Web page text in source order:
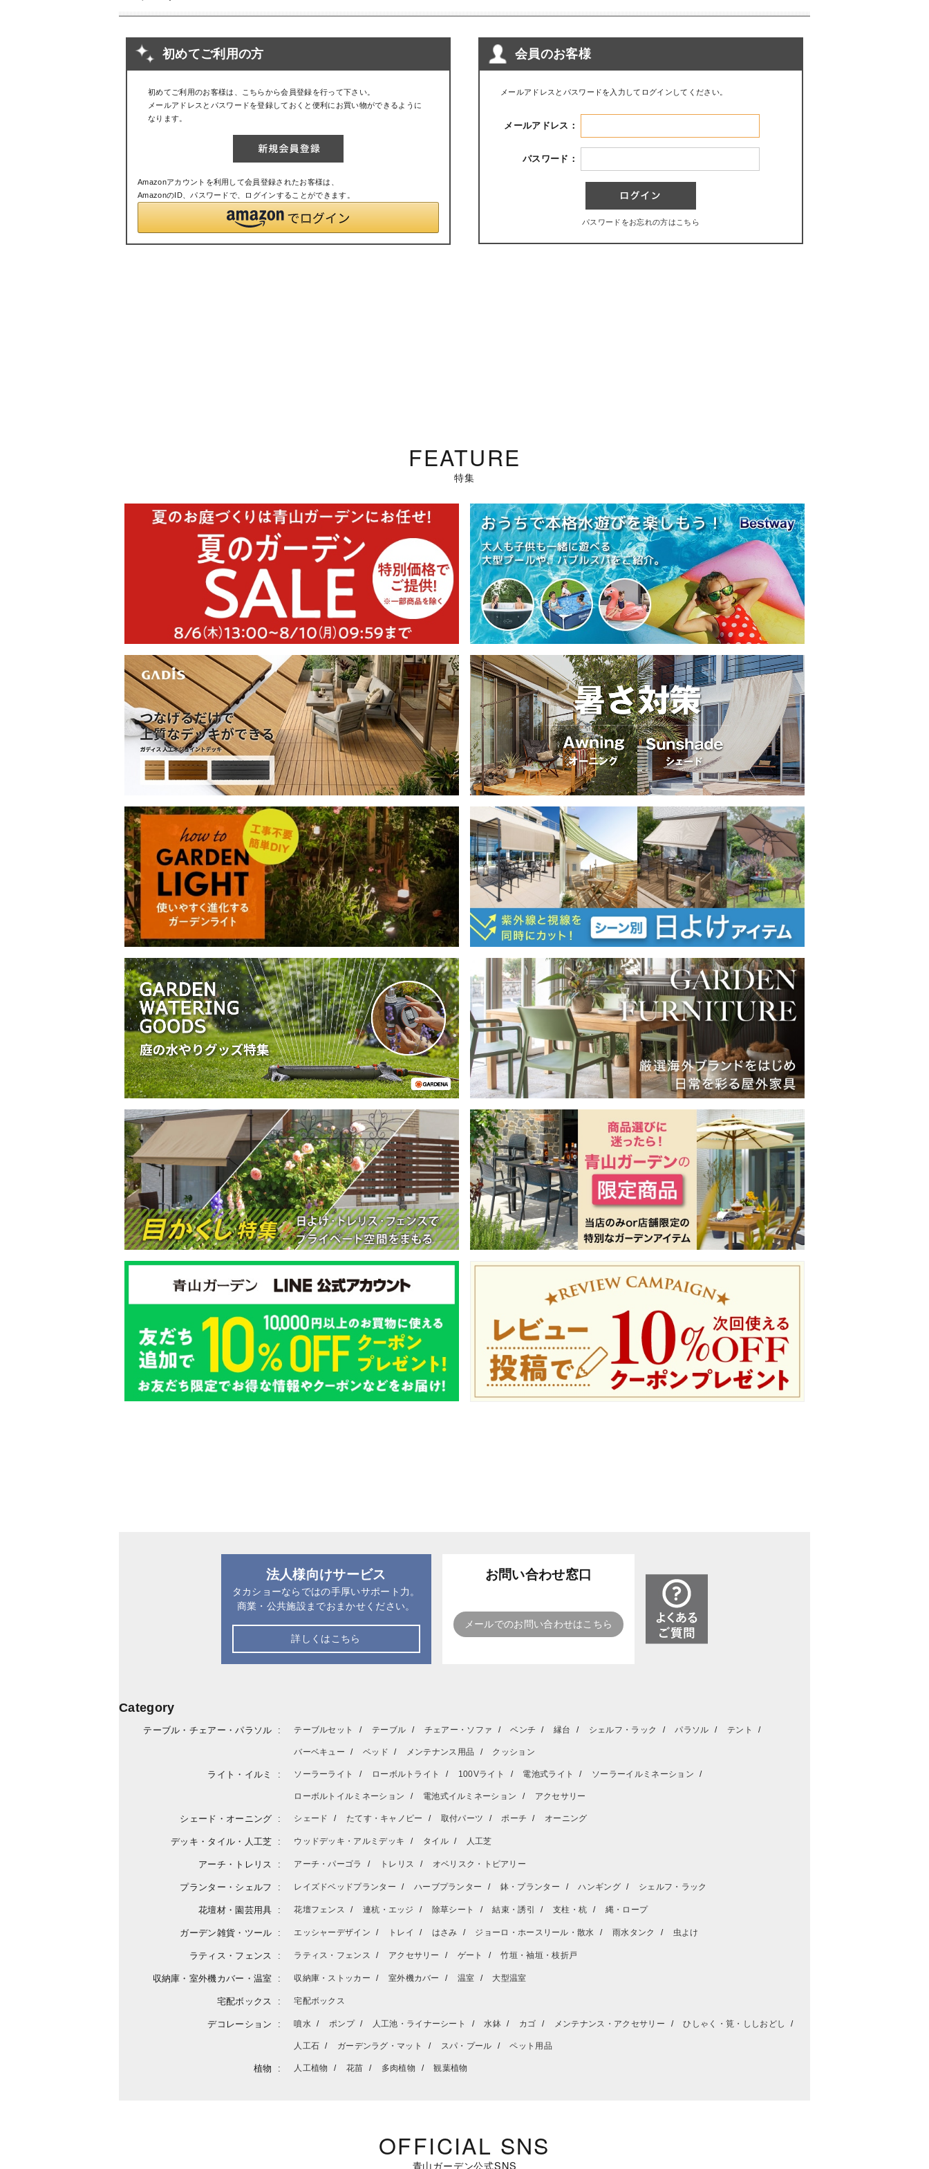
会員のお客様
メールアドレスとパスワードを入力してログインしてください。
メールアドレス：
パスワード：
パスワードをお忘れの方はこちら
初めてご利用の方
初めてご利用のお客様は、こちらから会員登録を行って下さい。
メールアドレスとパスワードを登録しておくと便利にお買い物ができるように
なります。
Amazonアカウントを利用して会員登録されたお客様は、
AmazonのID、パスワードで、ログインすることができます。
FEATURE
特集
法人様向けサービス
タカショーならではの手厚いサポート力。
商業・公共施設までおまかせください。
詳しくはこちら
お問い合わせ窓口
メールでのお問い合わせはこちら
Category
テーブル・チェアー・パラソル テーブルセット テーブル チェアー・ソファ ベンチ 縁台 シェルフ・ラック パラソル テント
バーベキュー ベッド メンテナンス用品 クッション
ライト・イルミ ソーラーライト ローボルトライト 100Vライト 電池式ライト ソーラーイルミネーション
ローボルトイルミネーション 電池式イルミネーション アクセサリー
シェード・オーニング シェード たてす・キャノピー 取付パーツ ポーチ オーニング
デッキ・タイル・人工芝 ウッドデッキ・アルミデッキ タイル 人工芝
アーチ・トレリス アーチ・パーゴラ トレリス オベリスク・トピアリー
プランター・シェルフ レイズドベッドプランター ハーブプランター 鉢・プランター ハンギング シェルフ・ラック
花壇材・園芸用具 花壇フェンス 連杭・エッジ 除草シート 結束・誘引 支柱・杭 縄・ロープ
ガーデン雑貨・ツール エッシャーデザイン トレイ はさみ ジョーロ・ホースリール・散水 雨水タンク 虫よけ
ラティス・フェンス ラティス・フェンス アクセサリー ゲート 竹垣・袖垣・枝折戸
収納庫・室外機カバー・温室 収納庫・ストッカー 室外機カバー 温室 大型温室
宅配ボックス 宅配ボックス
デコレーション 噴水 ポンプ 人工池・ライナーシート 水鉢 カゴ メンテナンス・アクセサリー ひしゃく・筧・ししおどし
人工石 ガーデンラグ・マット スパ・プール ペット用品
植物 人工植物 花苗 多肉植物 観葉植物
OFFICIAL SNS
青山ガーデン公式SNS